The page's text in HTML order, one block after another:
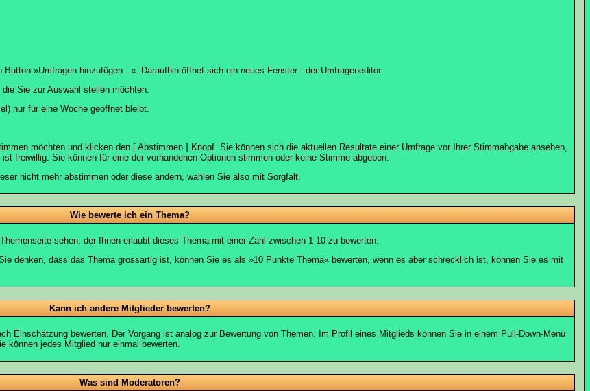
»Umfragen hinzufügen...«. Daraufhin öffnet sich ein neues Fenster - der Umfrageneditor.
Sie zur Auswahl stellen möchten.
nur für eine Woche geöffnet bleibt.
möchten und klicken den [ Abstimmen ] Knopf. Sie können sich die aktuellen Resultate einer Umfrage vor Ihrer Stimmabgabe ansehen,
freiwillig. Sie können für eine der vorhandenen Optionen stimmen oder keine Stimme abgeben.
nicht mehr abstimmen oder diese ändern, wählen Sie also mit Sorgfalt.
Wie bewerte ich ein Thema?
sehen, der Ihnen erlaubt dieses Thema mit einer Zahl zwischen 1-10 zu bewerten.
denken, dass das Thema grossartig ist, können Sie es als »10 Punkte Thema« bewerten, wenn es aber schrecklich ist, können Sie es mit
Kann ich andere Mitglieder bewerten?
Einschätzung bewerten. Der Vorgang ist analog zur Bewertung von Themen. Im Profil eines Mitglieds können Sie in einem Pull-Down-Menü
können jedes Mitglied nur einmal bewerten.
Was sind Moderatoren?